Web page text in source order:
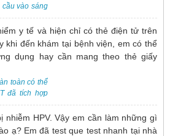
vào sáng
nhu cầu, vui
để được sắp
y tế và hiện chỉ có thẻ điện tử trên
khi đến khám tại bệnh viện, em có thể
dụng hay cần mang theo thẻ giấy
toàn có thể
đã tích hợp
khi đến
mang theo
nhiễm HPV. Vậy em cần làm những gì
ạ? Em đã test que test nhanh tại nhà